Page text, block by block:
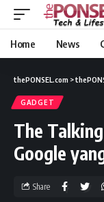
Home News
thePONSEL.com >
GADGET
The
Google
Share